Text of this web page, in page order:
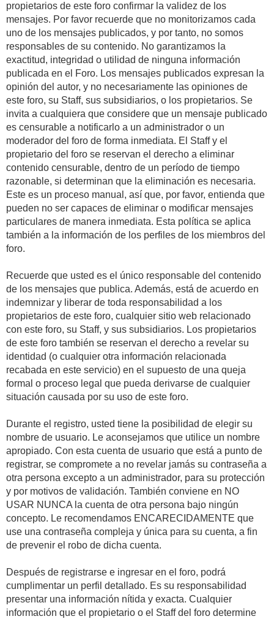
propietarios de este foro confirmar la validez de los
mensajes. Por favor recuerde que no monitorizamos cada
uno de los mensajes publicados, y por tanto, no somos
responsables de su contenido. No garantizamos la
exactitud, integridad o utilidad de ninguna información
publicada en el Foro. Los mensajes publicados expresan la
opinión del autor, y no necesariamente las opiniones de
este foro, su Staff, sus subsidiarios, o los propietarios. Se
invita a cualquiera que considere que un mensaje publicado
es censurable a notificarlo a un administrador o un
moderador del foro de forma inmediata. El Staff y el
propietario del foro se reservan el derecho a eliminar
contenido censurable, dentro de un período de tiempo
razonable, si determinan que la eliminación es necesaria.
Este es un proceso manual, así que, por favor, entienda que
pueden no ser capaces de eliminar o modificar mensajes
particulares de manera inmediata. Esta política se aplica
también a la información de los perfiles de los miembros del
foro.
Recuerde que usted es el único responsable del contenido
de los mensajes que publica. Además, está de acuerdo en
indemnizar y liberar de toda responsabilidad a los
propietarios de este foro, cualquier sitio web relacionado
con este foro, su Staff, y sus subsidiarios. Los propietarios
de este foro también se reservan el derecho a revelar su
identidad (o cualquier otra información relacionada
recabada en este servicio) en el supuesto de una queja
formal o proceso legal que pueda derivarse de cualquier
situación causada por su uso de este foro.
Durante el registro, usted tiene la posibilidad de elegir su
nombre de usuario. Le aconsejamos que utilice un nombre
apropiado. Con esta cuenta de usuario que está a punto de
registrar, se compromete a no revelar jamás su contraseña a
otra persona excepto a un administrador, para su protección
y por motivos de validación. También conviene en NO
USAR NUNCA la cuenta de otra persona bajo ningún
concepto. Le recomendamos ENCARECIDAMENTE que
use una contraseña compleja y única para su cuenta, a fin
de prevenir el robo de dicha cuenta.
Después de registrarse e ingresar en el foro, podrá
cumplimentar un perfil detallado. Es su responsabilidad
presentar una información nítida y exacta. Cualquier
información que el propietario o el Staff del foro determine